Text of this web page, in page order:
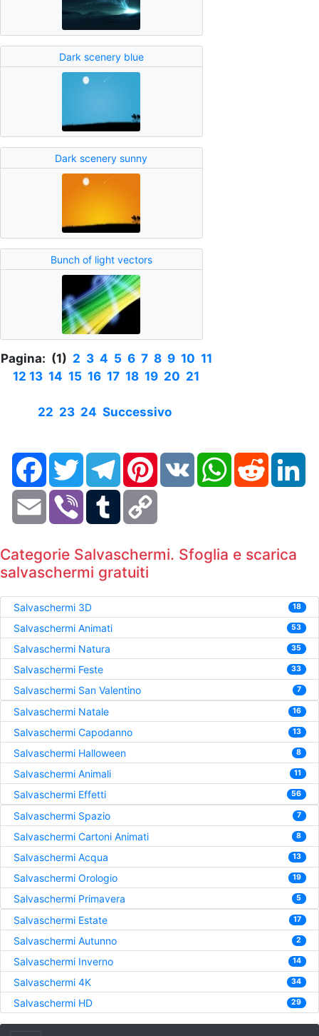
Dark scenery blue
Dark scenery sunny
Bunch of light vectors
Pagina: (1) 2 3 4 5 6 7 8 9 10 11
12 13 14 15 16 17 18 19 20 21
22 23 24 Successivo
FacebookTwitter TelegramPinterestVK WhatsAppReddit
Email Viber Tumblr
Categorie Salvaschermi. Sfoglia e scarica
salvaschermi gratuiti
Salvaschermi 3D 18
Salvaschermi Animati 53
Salvaschermi Natura 35
Salvaschermi Feste 33
Salvaschermi San Valentino 7
Salvaschermi Natale 16
Salvaschermi Capodanno 13
Salvaschermi Halloween 8
Salvaschermi Animali 11
Salvaschermi Effetti 56
Salvaschermi Spazio 7
Salvaschermi Cartoni Animati 8
Salvaschermi Acqua 13
Salvaschermi Orologio 19
Salvaschermi Primavera 5
Salvaschermi Estate 17
Salvaschermi Autunno 2
Salvaschermi Inverno 14
Salvaschermi 4K 34
Salvaschermi HD 29